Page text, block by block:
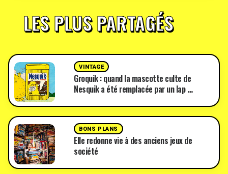
LES PLUS PARTAGÉS
VINTAGE
Groquik : quand la mascotte culte de
Nesquik a été remplacée par un lap …
BONS PLANS
Elle redonne vie à des anciens jeux de
société